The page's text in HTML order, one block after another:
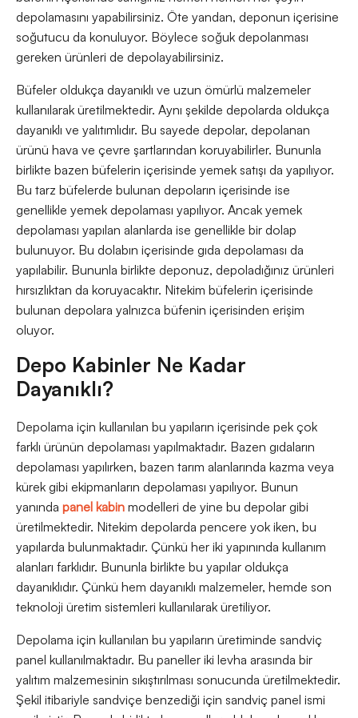
depolamasını yapabilirsiniz. Öte yandan, deponun içerisine
soğutucu da konuluyor. Böylece soğuk depolanması
gereken ürünleri de depolayabilirsiniz.
Büfeler oldukça dayanıklı ve uzun ömürlü malzemeler
kullanılarak üretilmektedir. Aynı şekilde depolarda oldukça
dayanıklı ve yalıtımlıdır. Bu sayede depolar, depolanan
ürünü hava ve çevre şartlarından koruyabilirler. Bununla
birlikte bazen büfelerin içerisinde yemek satışı da yapılıyor.
Bu tarz büfelerde bulunan depoların içerisinde ise
genellikle yemek depolaması yapılıyor. Ancak yemek
depolaması yapılan alanlarda ise genellikle bir dolap
bulunuyor. Bu dolabın içerisinde gıda depolaması da
yapılabilir. Bununla birlikte deponuz, depoladığınız ürünleri
hırsızlıktan da koruyacaktır. Nitekim büfelerin içerisinde
bulunan depolara yalnızca büfenin içerisinden erişim
oluyor.
Depo Kabinler Ne Kadar
Dayanıklı?
Depolama için kullanılan bu yapıların içerisinde pek çok
farklı ürünün depolaması yapılmaktadır. Bazen gıdaların
depolaması yapılırken, bazen tarım alanlarında kazma veya
kürek gibi ekipmanların depolaması yapılıyor. Bunun
yanında panel kabin modelleri de yine bu depolar gibi
üretilmektedir. Nitekim depolarda pencere yok iken, bu
yapılarda bulunmaktadır. Çünkü her iki yapınında kullanım
alanları farklıdır. Bununla birlikte bu yapılar oldukça
dayanıklıdır. Çünkü hem dayanıklı malzemeler, hemde son
teknoloji üretim sistemleri kullanılarak üretiliyor.
Depolama için kullanılan bu yapıların üretiminde sandviç
panel kullanılmaktadır. Bu paneller iki levha arasında bir
yalıtım malzemesinin sıkıştırılması sonucunda üretilmektedir.
Şekil itibariyle sandviçe benzediği için sandviç panel ismi